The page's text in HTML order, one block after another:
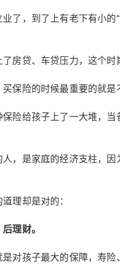
了，到了上有老下有小
房贷、车贷压力，这个
保险的时候最重要的就是
险给孩子上了一大堆，
，是家庭的经济支柱，
理却是对的：
理财。
对孩子最大的保障，寿